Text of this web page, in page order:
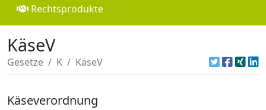
Rechtsprodukte
KäseV
Gesetze K KäseV
Käseverordnung